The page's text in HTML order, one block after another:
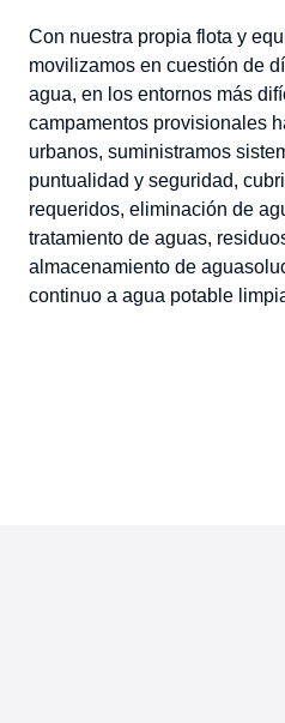
Con nuestra propia flota y
movilizamos en cuestión de
agua, en los entornos más
campamentos provisionales
urbanos, suministramos
puntualidad y seguridad,
requeridos, eliminación de
tratamiento de aguas,
almacenamiento de agua
continuo a agua potable